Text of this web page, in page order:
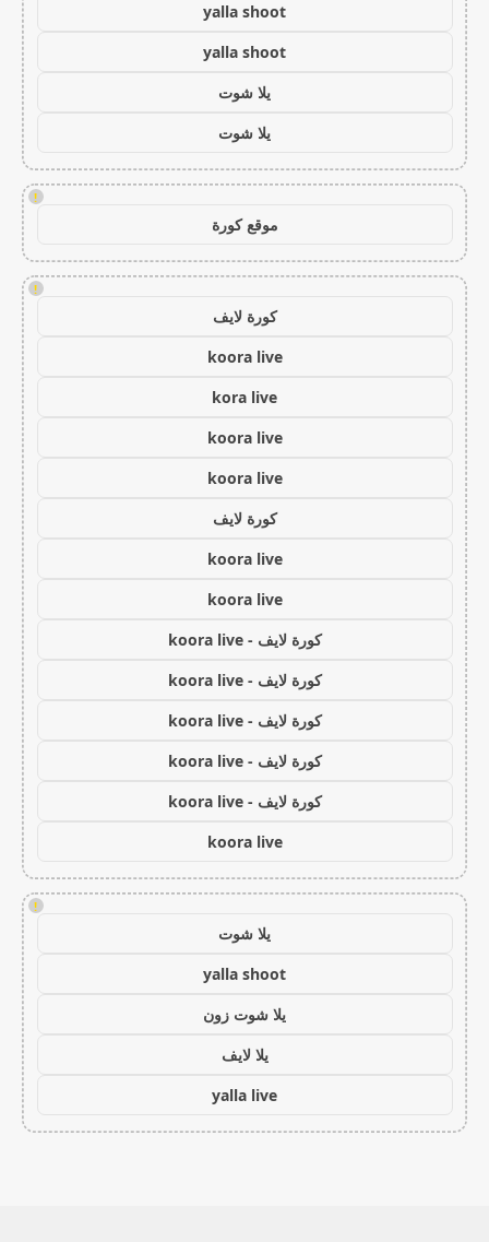
yalla shoot
yalla shoot
يلا شوت
يلا شوت
!
موقع كورة
!
كورة لايف
koora live
kora live
koora live
koora live
كورة لايف
koora live
koora live
كورة لايف - koora live
كورة لايف - koora live
كورة لايف - koora live
كورة لايف - koora live
كورة لايف - koora live
koora live
!
يلا شوت
yalla shoot
يلا شوت زون
يلا لايف
yalla live